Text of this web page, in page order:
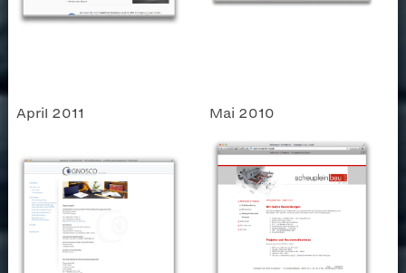
April 2011 Mai 2010